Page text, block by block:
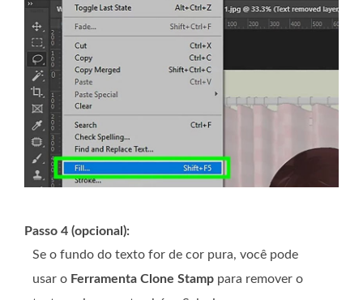
Passo 4 (opcional):
Se o fundo do texto for de cor pura, você pode
usar o Ferramenta Clone Stamp para remover o